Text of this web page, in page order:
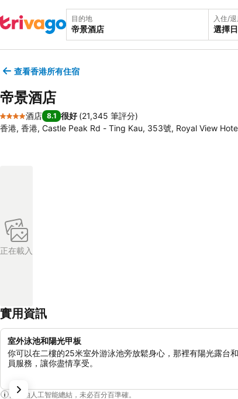
目的地 入住/
選擇
查看香港所有住宿
帝景酒店
4 星級
酒店 8.1 很好 (21,345 筆評分)
香港, 香港, Castle Peak Rd - Ting Kau, 353號, Royal View
正在載入
實用資訊
室外泳池和陽光甲板
你可以在二樓的25米室外游泳池旁放鬆身心，那裡有陽光露台
員服務，讓你盡情享受。
內容由人工智能總結，未必百分百準確。